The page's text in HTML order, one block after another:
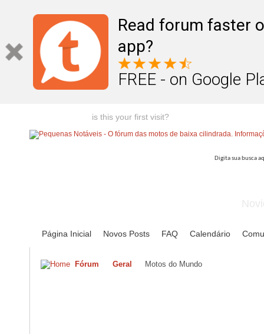
Read forum faster
app?
FREE - on Google
is this your first visit?
Página Inicial Novos Posts FAQ Calendário
Fórum Geral Motos do Mundo